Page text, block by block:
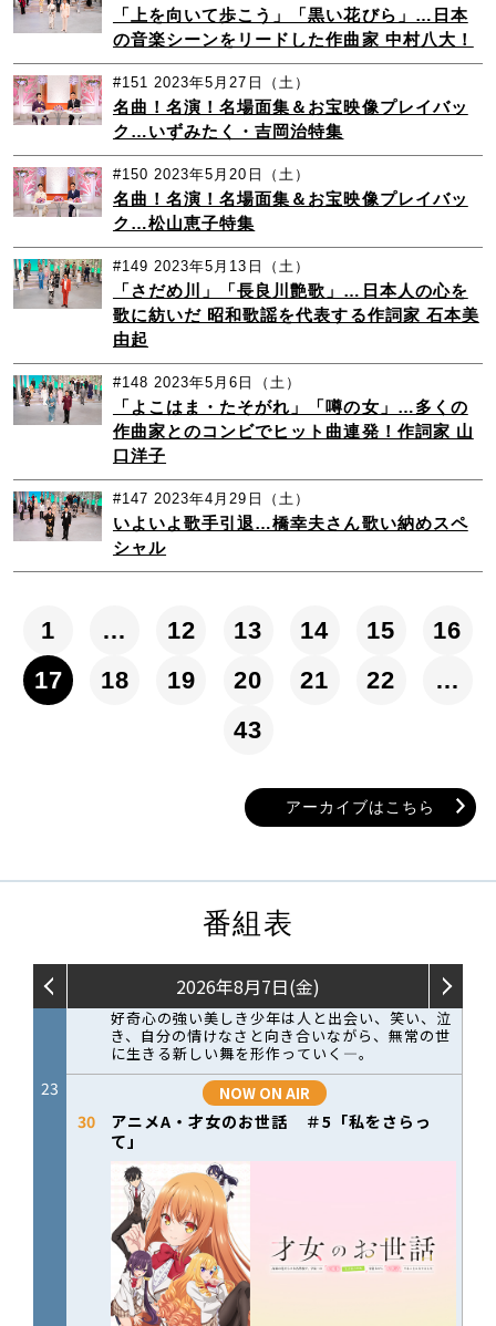
「上を向いて歩こう」「黒い花びら」…日本
の音楽シーンをリードした作曲家 中村八大！
#151 2023年5月27日（土）
名曲！名演！名場面集＆お宝映像プレイバッ
ク…いずみたく・吉岡治特集
#150 2023年5月20日（土）
名曲！名演！名場面集＆お宝映像プレイバッ
ク…松山恵子特集
#149 2023年5月13日（土）
「さだめ川」「長良川艶歌」…日本人の心を
歌に紡いだ 昭和歌謡を代表する作詞家 石本美
由起
#148 2023年5月6日（土）
「よこはま・たそがれ」「噂の女」…多くの
作曲家とのコンビでヒット曲連発！作詞家 山
口洋子
#147 2023年4月29日（土）
いよいよ歌手引退…橋幸夫さん歌い納めスペ
シャル
1 … 12 13 14 15
16
17
18 19 20 21 22
…
43
アーカイブはこちら
番組表